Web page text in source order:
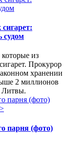
судом
которые из
Прокурор
хранении
2 миллионов
Литвы.
парня (фото)